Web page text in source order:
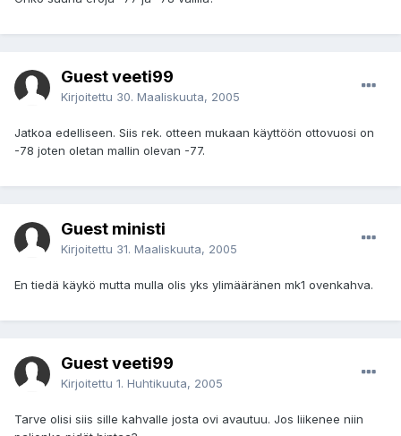
Guest veeti99
Kirjoitettu 30. Maaliskuuta, 2005
Jatkoa edelliseen. Siis rek. otteen mukaan käyttöön ottovuosi on
-78 joten oletan mallin olevan -77.
Guest ministi
Kirjoitettu 31. Maaliskuuta, 2005
En tiedä käykö mutta mulla olis yks ylimääränen mk1 ovenkahva.
Guest veeti99
Kirjoitettu 1. Huhtikuuta, 2005
Tarve olisi siis sille kahvalle josta ovi avautuu. Jos liikenee niin